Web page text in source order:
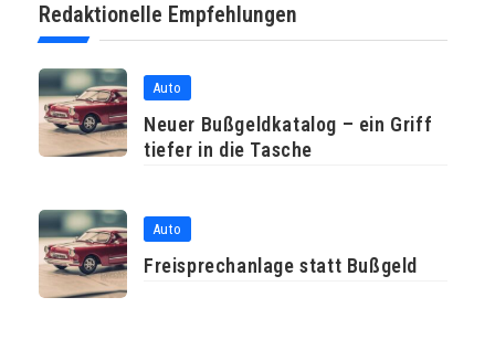
Redaktionelle Empfehlungen
Auto
Neuer Bußgeldkatalog – ein Griff
tiefer in die Tasche
Auto
Freisprechanlage statt Bußgeld